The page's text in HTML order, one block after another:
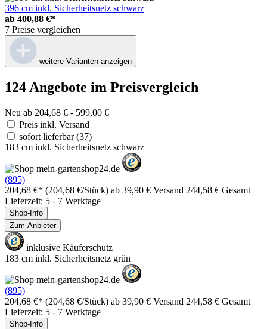
396 cm inkl. Sicherheitsnetz schwarz
ab 400,88 €*
7 Preise vergleichen
weitere Varianten anzeigen
124 Angebote im Preisvergleich
Neu ab 204,68 € - 599,00 €
Preis inkl. Versand
sofort lieferbar(37)
183 cm inkl. Sicherheitsnetz schwarz
(895)
204,68 €* (204,68 €/Stück) ab 39,90 € Versand 244,58 € Gesamt
Lieferzeit: 5 - 7 Werktage
Shop-Info
Zum Anbieter
inklusive Käuferschutz
183 cm inkl. Sicherheitsnetz grün
(895)
204,68 €* (204,68 €/Stück) ab 39,90 € Versand 244,58 € Gesamt
Lieferzeit: 5 - 7 Werktage
Shop-Info